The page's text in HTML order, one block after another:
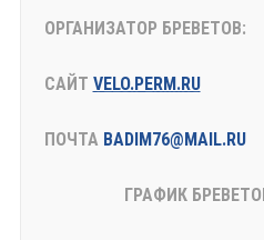
ОРГАНИЗАТОР БРЕВЕТОВ:
САЙТ VELO.PERM.RU
ПОЧТА BADIM76@MAIL.RU
ГРАФИК